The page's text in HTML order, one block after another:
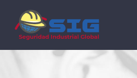
contenido